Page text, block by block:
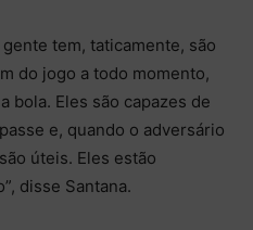
tem, taticamente, são
do jogo a todo momento,
bola. Eles são capazes de
e, quando o adversário
úteis. Eles estão
disse Santana.